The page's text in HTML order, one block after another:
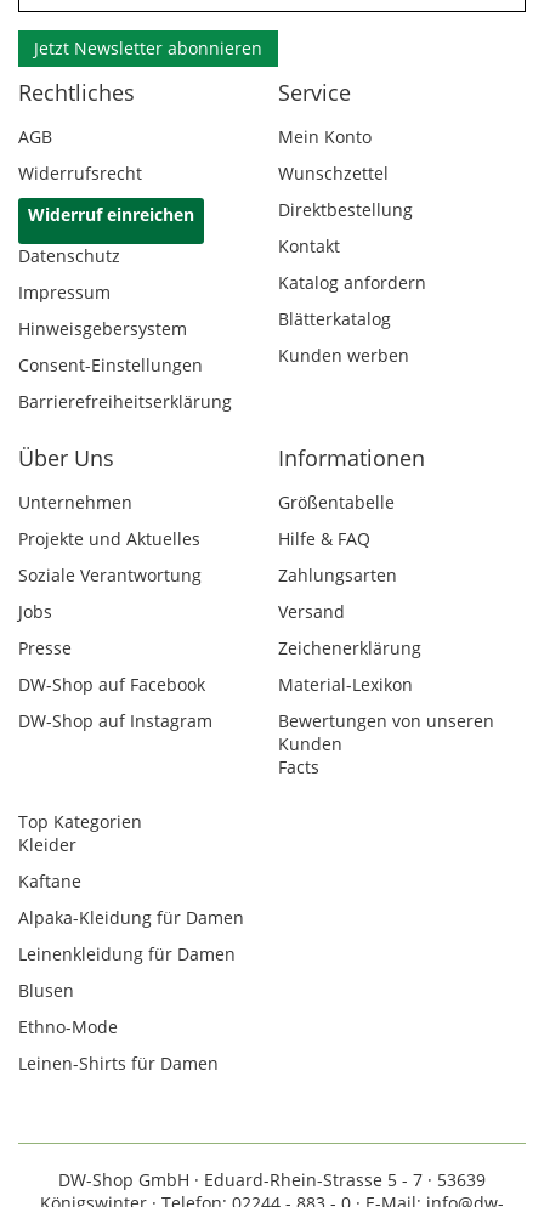
Jetzt Newsletter abonnieren
Rechtliches
AGB
Widerrufsrecht
Widerruf einreichen
Datenschutz
Impressum
Hinweisgebersystem
Consent-Einstellungen
Barrierefreiheitserklärung
Service
Mein Konto
Wunschzettel
Direktbestellung
Kontakt
Katalog anfordern
Blätterkatalog
Kunden werben
Über Uns
Unternehmen
Projekte und Aktuelles
Soziale Verantwortung
Jobs
Presse
DW-Shop auf Facebook
DW-Shop auf Instagram
Informationen
Größentabelle
Hilfe & FAQ
Zahlungsarten
Versand
Zeichenerklärung
Material-Lexikon
Bewertungen von unseren
Kunden
Facts
Top Kategorien
Kleider
Kaftane
Alpaka-Kleidung für Damen
Leinenkleidung für Damen
Blusen
Ethno-Mode
Leinen-Shirts für Damen
DW-Shop GmbH · Eduard-Rhein-Strasse 5 - 7 · 53639